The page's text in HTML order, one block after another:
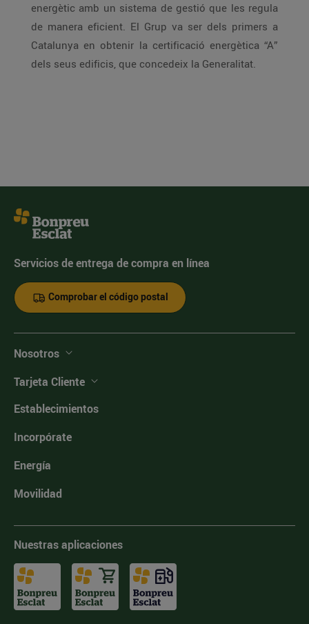
energètic amb un sistema de gestió que les regula
de manera eficient. El Grup va ser dels primers a
Catalunya en obtenir la certificació energètica “A”
dels seus edificis, que concedeix la Generalitat.
Servicios de entrega de compra en línea
Comprobar el código postal
Nosotros
Tarjeta Cliente
Establecimientos
Incorpórate
Energía
Movilidad
Nuestras aplicaciones